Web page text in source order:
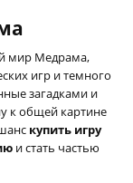
мир Медрама,
игр и темного
загадками и
к общей картине
купить игру
и стать частью